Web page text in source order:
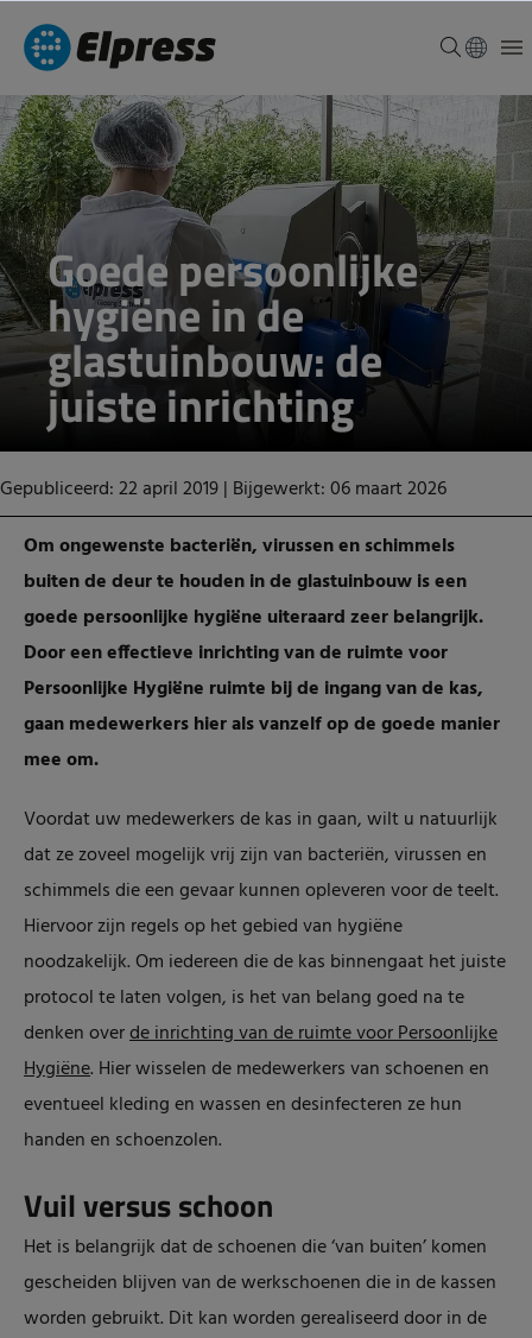
Goede persoonlijke
hygiëne in de
glastuinbouw: de
juiste inrichting
Gepubliceerd: 22 april 2019| Bijgewerkt: 06 maart 2026
Om ongewenste bacteriën, virussen en schimmels
buiten de deur te houden in de glastuinbouw is een
goede persoonlijke hygiëne uiteraard zeer belangrijk.
Door een effectieve inrichting van de ruimte voor
Persoonlijke Hygiëne ruimte bij de ingang van de kas,
gaan medewerkers hier als vanzelf op de goede manier
mee om.
Voordat uw medewerkers de kas in gaan, wilt u natuurlijk
dat ze zoveel mogelijk vrij zijn van bacteriën, virussen en
schimmels die een gevaar kunnen opleveren voor de teelt.
Hiervoor zijn regels op het gebied van hygiëne
noodzakelijk. Om iedereen die de kas binnengaat het juiste
protocol te laten volgen, is het van belang goed na te
denken overde inrichting van de ruimte voor Persoonlijke
Hygiëne. Hier wisselen de medewerkers van schoenen en
eventueel kleding en wassen en desinfecteren ze hun
handen en schoenzolen.
Vuil versus schoon
Het is belangrijk dat de schoenen die ‘van buiten’ komen
gescheiden blijven van de werkschoenen die in de kassen
worden gebruikt. Dit kan worden gerealiseerd door in de